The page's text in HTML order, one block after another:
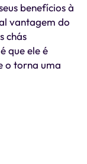
benefícios à
vantagem do
chás
que ele é
o torna uma